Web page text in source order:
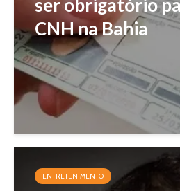
ser obrigatório
CNH na Bahia
ENTRETENIMENTO